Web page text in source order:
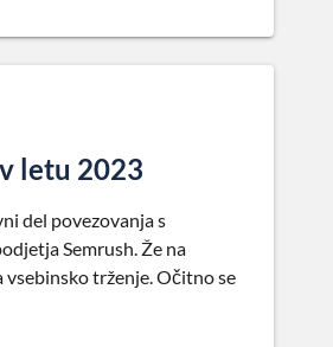
letu 2023
del povezovanja s
Semrush. Že na
vsebinsko trženje. Očitno se